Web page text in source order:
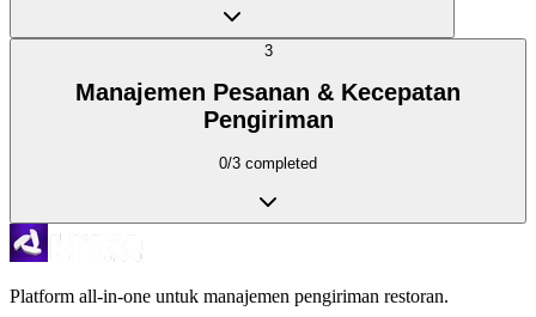
3
Manajemen Pesanan & Kecepatan
Pengiriman
0/3 completed
Platform all-in-one untuk manajemen pengiriman restoran.